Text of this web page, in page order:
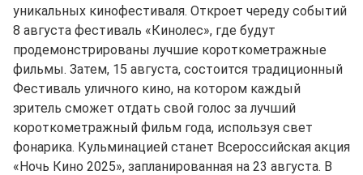
уникальных кинофестиваля. Откроет череду событий
8 августа фестиваль «Кинолес», где будут
продемонстрированы лучшие короткометражные
фильмы. Затем, 15 августа, состоится традиционный
Фестиваль уличного кино, на котором каждый
зритель сможет отдать свой голос за лучший
короткометражный фильм года, используя свет
фонарика. Кульминацией станет Всероссийская акция
«Ночь Кино 2025», запланированная на 23 августа. В